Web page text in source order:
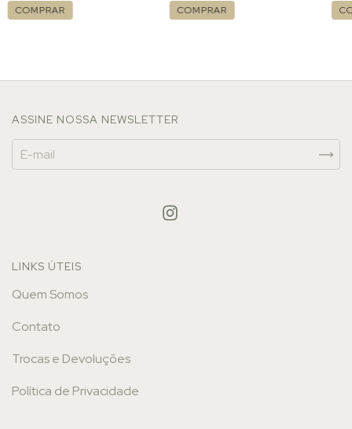
COMPRAR COMPRAR
ASSINE NOSSA NEWSLETTER
LINKS ÚTEIS
Quem Somos
Contato
Trocas e Devoluções
Política de Privacidade